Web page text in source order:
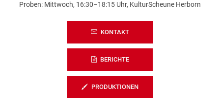
Proben: Mittwoch, 16:30–18:15 Uhr, KulturScheune Herborn
KONTAKT
BERICHTE
PRODUKTIONEN